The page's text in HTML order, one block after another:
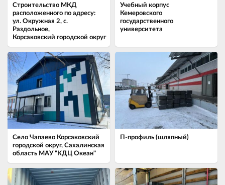
Строительство МКД
расположенного по адресу:
ул. Окружная 2, с.
Раздольное,
Корсаковский городской округ
Учебный корпус
Кемеровского
государственного
университета
Село Чапаево ​Корсаковский
городской округ, Сахалинская
область МАУ "КДЦ Океан"
П-профиль (шляпный)